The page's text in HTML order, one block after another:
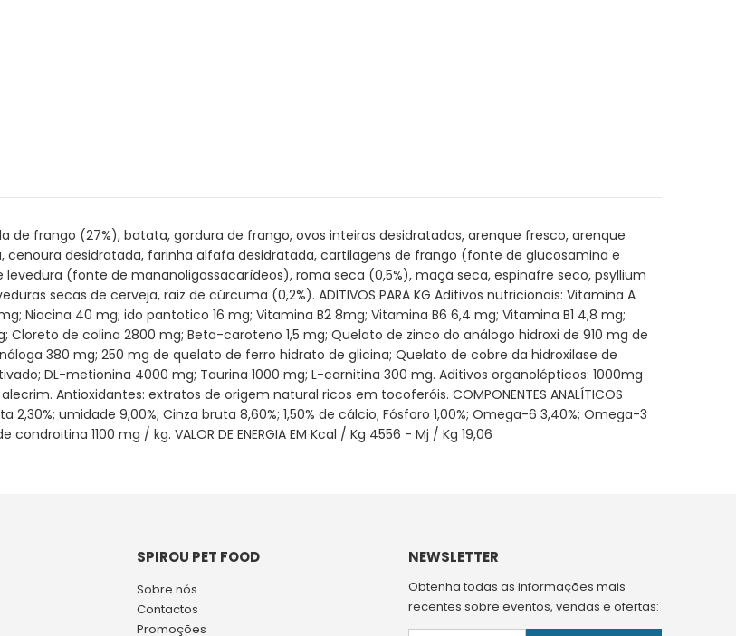
de frango (27%), batata, gordura de frango, ovos inteiros desidratados, arenque fresco, arenque
desidratada, farinha alfafa desidratada, cartilagens de frango (fonte de glucosamina e
(fonte de mananoligossacarídeos), romã seca (0,5%), maçã seca, espinafre seco, psyllium
secas de cerveja, raiz de cúrcuma (0,2%). ADITIVOS PARA KG Aditivos nutricionais: Vitamina A
Niacina 40 mg; ido pantotico 16 mg; Vitamina B2 8mg; Vitamina B6 6,4 mg; Vitamina B1 4,8 mg;
Cloreto de colina 2800 mg; Beta-caroteno 1,5 mg; Quelato de zinco do análogo hidroxi de 910 mg de
380 mg; 250 mg de quelato de ferro hidrato de glicina; Quelato de cobre da hidroxilase de
DL-metionina 4000 mg; Taurina 1000 mg; L-carnitina 300 mg. Aditivos organolépticos: 1000mg
Antioxidantes: extratos de origem natural ricos em tocoferóis. COMPONENTES ANALÍTICOS
umidade 9,00%; Cinza bruta 8,60%; 1,50% de cálcio; Fósforo 1,00%; Omega-6 3,40%; Omega-3
1100 mg / kg. VALOR DE ENERGIA EM Kcal / Kg 4556 - Mj / Kg 19,06
SPIROU PET FOOD
Sobre nós
Contactos
Promoções
NEWSLETTER
Obtenha todas as informações mais
recentes sobre eventos, vendas e ofertas: